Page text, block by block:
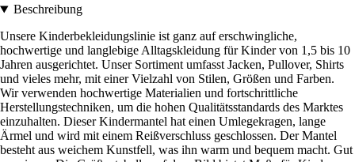
Beschreibung
Unsere Kinderbekleidungslinie ist ganz auf erschwingliche,
hochwertige und langlebige Alltagskleidung für Kinder von 1,5 bis 10
Jahren ausgerichtet. Unser Sortiment umfasst Jacken, Pullover, Shirts
und vieles mehr, mit einer Vielzahl von Stilen, Größen und Farben.
Wir verwenden hochwertige Materialien und fortschrittliche
Herstellungstechniken, um die hohen Qualitätsstandards des Marktes
einzuhalten. Dieser Kindermantel hat einen Umlegekragen, lange
Ärmel und wird mit einem Reißverschluss geschlossen. Der Mantel
besteht aus weichem Kunstfell, was ihn warm und bequem macht. Gut